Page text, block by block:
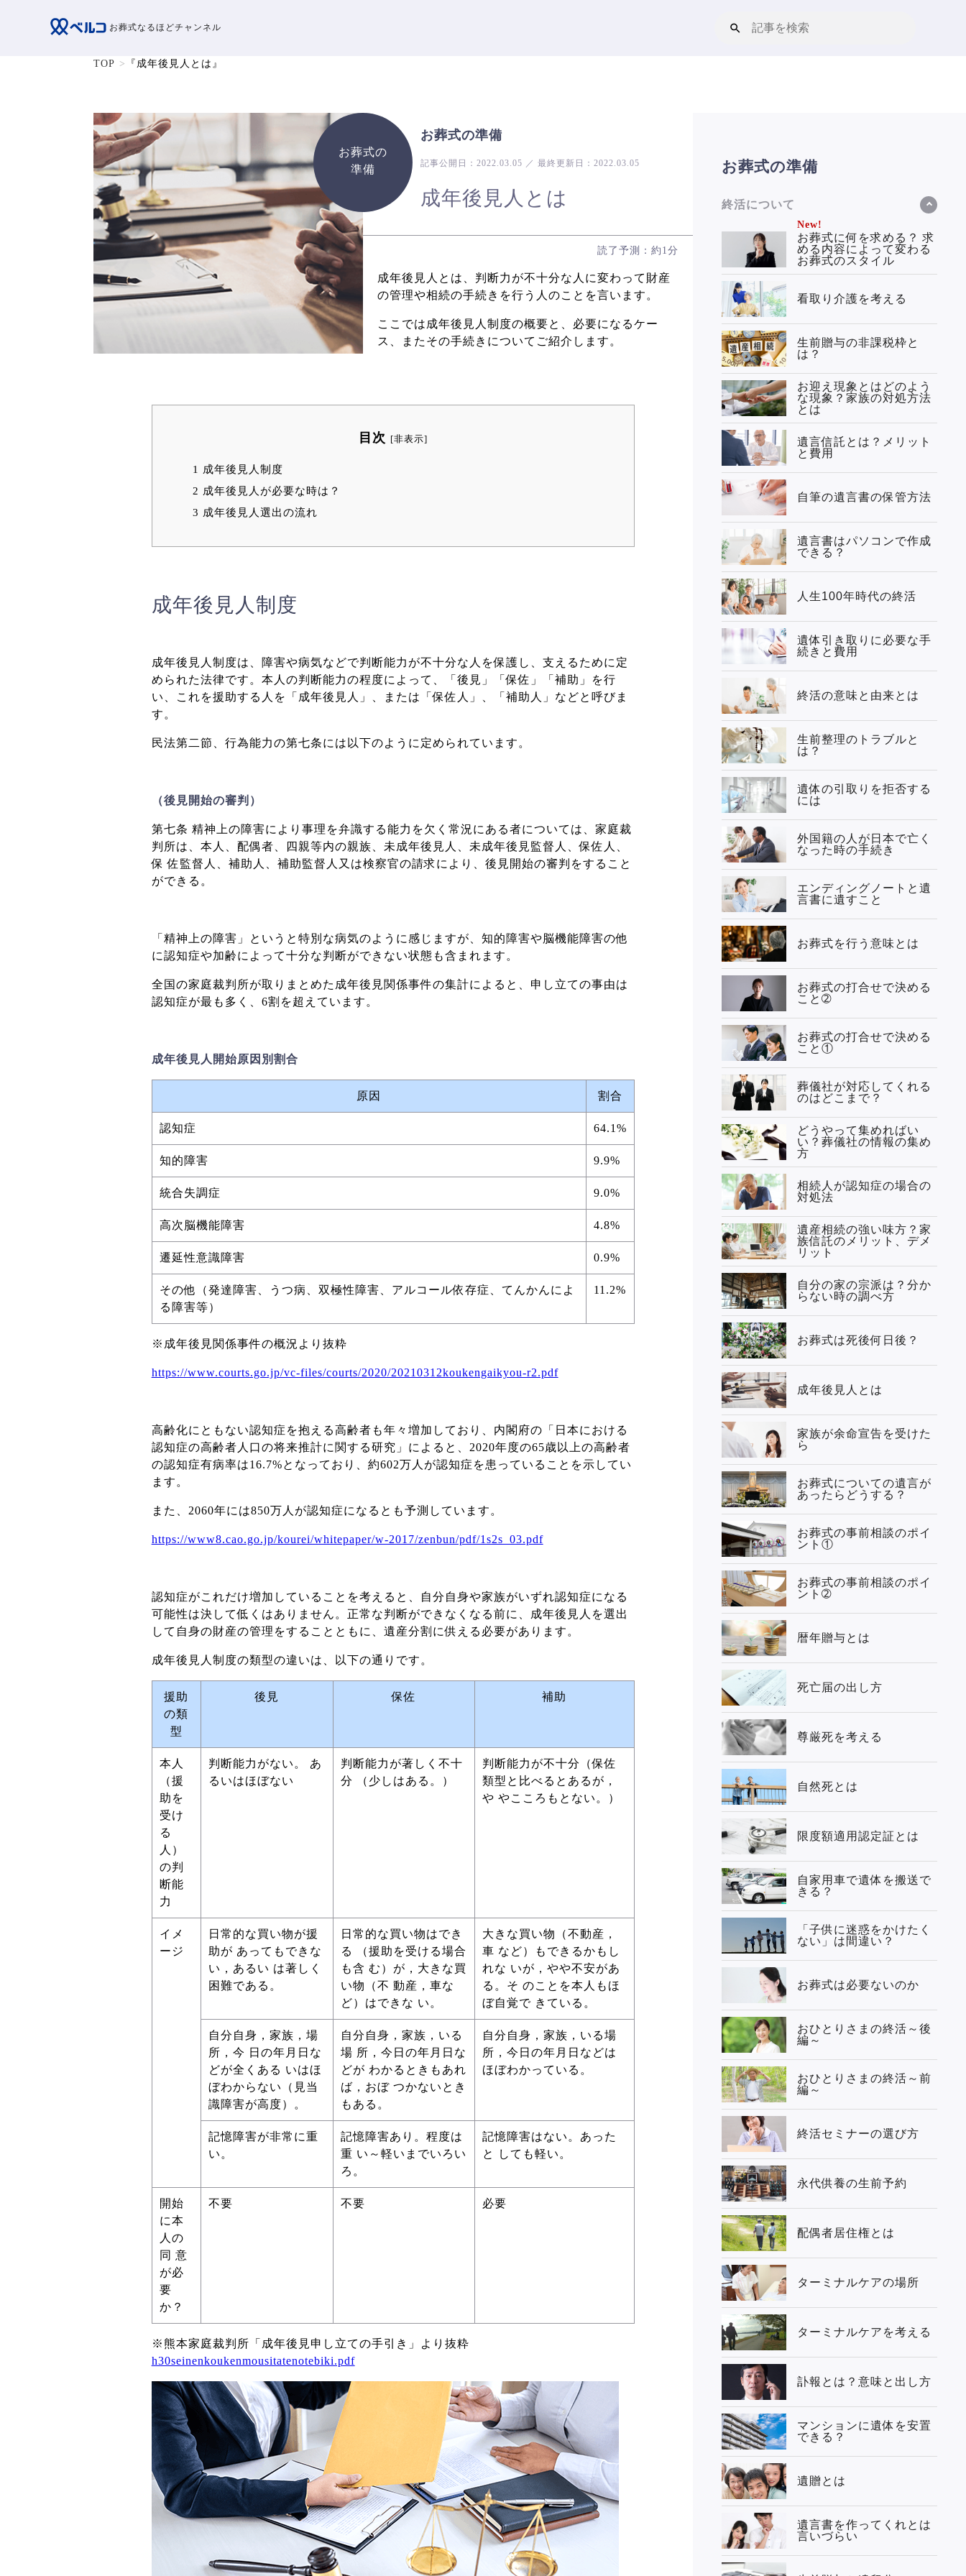
お葬式なるほどチャンネル
TOP 『成年後見人とは』
お葬式の
準備
お葬式の準備
記事公開日：2022.03.05 ／ 最終更新日：2022.03.05
成年後見人とは
読了予測：約1分
成年後見人とは、判断力が不十分な人に変わって財産
の管理や相続の手続きを行う人のことを言います。
ここでは成年後見人制度の概要と、必要になるケー
ス、またその手続きについてご紹介します。
目次 [非表示]
1 成年後見人制度
2 成年後見人が必要な時は？
3 成年後見人選出の流れ
成年後見人制度
成年後見人制度は、障害や病気などで判断能力が不十分な人を保護し、支えるために定
められた法律です。本人の判断能力の程度によって、「後見」「保佐」「補助」を行
い、これを援助する人を「成年後見人」、または「保佐人」、「補助人」などと呼びま
す。
民法第二節、行為能力の第七条には以下のように定められています。
（後見開始の審判）
第七条 精神上の障害により事理を弁識する能力を欠く常況にある者については、家庭裁
判所は、本人、配偶者、四親等内の親族、未成年後見人、未成年後見監督人、保佐人、
保 佐監督人、補助人、補助監督人又は検察官の請求により、後見開始の審判をすること
ができる。
「精神上の障害」というと特別な病気のように感じますが、知的障害や脳機能障害の他
に認知症や加齢によって十分な判断ができない状態も含まれます。
全国の家庭裁判所が取りまとめた成年後見関係事件の集計によると、申し立ての事由は
認知症が最も多く、6割を超えています。
成年後見人開始原因別割合
原因 割合
認知症 64.1%
知的障害 9.9%
統合失調症 9.0%
高次脳機能障害 4.8%
遷延性意識障害 0.9%
その他（発達障害、うつ病、双極性障害、アルコール依存症、てんかんによ
る障害等）
11.2%
※成年後見関係事件の概況より抜粋
https://www.courts.go.jp/vc-files/courts/2020/20210312koukengaikyou-r2.pdf
高齢化にともない認知症を抱える高齢者も年々増加しており、内閣府の「日本における
認知症の高齢者人口の将来推計に関する研究」によると、2020年度の65歳以上の高齢者
の認知症有病率は16.7%となっており、約602万人が認知症を患っていることを示してい
ます。
また、2060年には850万人が認知症になるとも予測しています。
https://www8.cao.go.jp/kourei/whitepaper/w-2017/zenbun/pdf/1s2s_03.pdf
認知症がこれだけ増加していることを考えると、自分自身や家族がいずれ認知症になる
可能性は決して低くはありません。正常な判断ができなくなる前に、成年後見人を選出
して自身の財産の管理をすることともに、遺産分割に供える必要があります。
成年後見人制度の類型の違いは、以下の通りです。
援助
の類
型
後見 保佐 補助
本人
（援
助を
受け
る
人）
の判
断能
力
判断能力がない。 あ
るいはほぼない
判断能力が著しく不十
分 （少しはある。）
判断能力が不十分（保佐
類型と比べるとあるが，
や やこころもとない。）
イメ
ージ
日常的な買い物が援
助が あってもできな
い，あるい は著しく
困難である。
日常的な買い物はでき
る （援助を受ける場合
も含 む）が，大きな買
い物（不 動産，車な
ど）はできな い。
大きな買い物（不動産，
車 など）もできるかもし
れな いが，やや不安があ
る。そ のことを本人もほ
ぼ自覚で きている。
自分自身，家族，場
所，今 日の年月日な
どが全くある いはほ
ぼわからない（見当
識障害が高度）。
自分自身，家族，いる
場 所，今日の年月日な
どが わかるときもあれ
ば，おぼ つかないとき
もある。
自分自身，家族，いる場
所，今日の年月日などは
ほぼわかっている。
記憶障害が非常に重
い。
記憶障害あり。程度は
重 い～軽いまでいろい
ろ。
記憶障害はない。あった
と しても軽い。
開始
に本
人の
同 意
が必
要
か？
不要 不要 必要
※熊本家庭裁判所「成年後見申し立ての手引き」より抜粋
h30seinenkoukenmousitatenotebiki.pdf
お葬式の準備
終活について
New!
お葬式に何を求める？ 求
める内容によって変わる
お葬式のスタイル
看取り介護を考える
生前贈与の非課税枠と
は？
お迎え現象とはどのよう
な現象？家族の対処方法
とは
遺言信託とは？メリット
と費用
自筆の遺言書の保管方法
遺言書はパソコンで作成
できる？
人生100年時代の終活
遺体引き取りに必要な手
続きと費用
終活の意味と由来とは
生前整理のトラブルと
は？
遺体の引取りを拒否する
には
外国籍の人が日本で亡く
なった時の手続き
エンディングノートと遺
言書に遺すこと
お葬式を行う意味とは
お葬式の打合せで決める
こと➁
お葬式の打合せで決める
こと①
葬儀社が対応してくれる
のはどこまで？
どうやって集めればい
い？葬儀社の情報の集め
方
相続人が認知症の場合の
対処法
遺産相続の強い味方？家
族信託のメリット、デメ
リット
自分の家の宗派は？分か
らない時の調べ方
お葬式は死後何日後？
成年後見人とは
家族が余命宣告を受けた
ら
お葬式についての遺言が
あったらどうする？
お葬式の事前相談のポイ
ント①
お葬式の事前相談のポイ
ント➁
暦年贈与とは
死亡届の出し方
尊厳死を考える
自然死とは
限度額適用認定証とは
自家用車で遺体を搬送で
きる？
「子供に迷惑をかけたく
ない」は間違い？
お葬式は必要ないのか
おひとりさまの終活～後
編～
おひとりさまの終活～前
編～
終活セミナーの選び方
永代供養の生前予約
配偶者居住権とは
ターミナルケアの場所
ターミナルケアを考える
訃報とは？意味と出し方
マンションに遺体を安置
できる？
遺贈とは
遺言書を作ってくれとは
言いづらい